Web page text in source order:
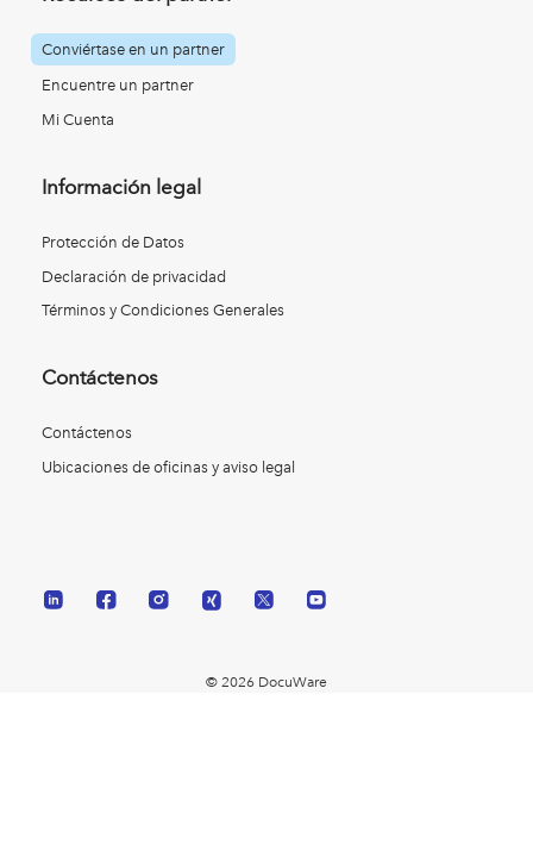
Conviértase en un partner
Encuentre un partner
Mi Cuenta
Información legal
Protección de Datos
Declaración de privacidad
Términos y Condiciones Generales
Contáctenos
Contáctenos
Ubicaciones de oficinas y aviso legal
© 2026 DocuWare